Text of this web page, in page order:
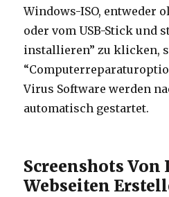
Windows-ISO, entweder
oder vom USB-Stick und
installieren” zu klicken,
Virus Software werden
automatisch gestartet.
Screenshots Von
Webseiten